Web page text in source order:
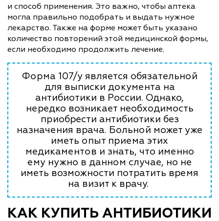
и способ применения. Это важно, чтобы аптека
могла правильно подобрать и выдать нужное
лекарство. Также на форме может быть указано
количество повторений этой медицинской формы,
если необходимо продолжить лечение.
Форма 107/у является обязательной
для выписки документа на
антибиотики в России. Однако,
нередко возникает необходимость
приобрести антибиотики без
назначения врача. Больной может уже
иметь опыт приема этих
медикаментов и знать, что именно
ему нужно в данном случае, но не
иметь возможности потратить время
на визит к врачу.
КАК КУПИТЬ АНТИБИОТИКИ